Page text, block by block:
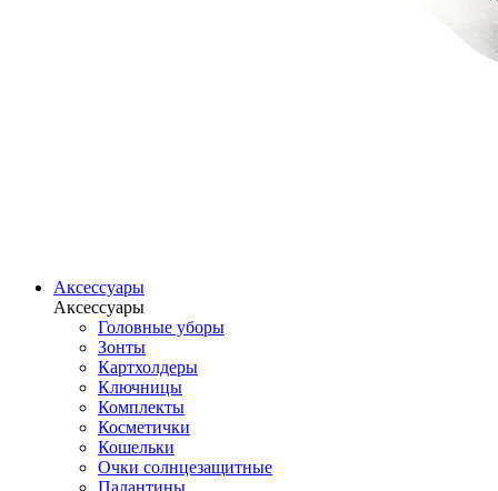
Аксессуары
Аксессуары
Головные уборы
Зонты
Картхолдеры
Ключницы
Комплекты
Косметички
Кошельки
Очки солнцезащитные